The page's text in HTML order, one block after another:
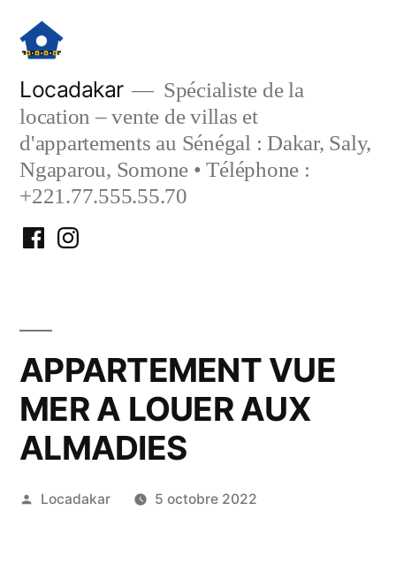
contenu
Locadakar
Spécialiste de la
location – vente de villas et
d'appartements au Sénégal : Dakar, Saly,
Ngaparou, Somone • Téléphone :
+221.77.555.55.70
FacebookInstagram
APPARTEMENT VUE
MER A LOUER AUX
ALMADIES
Publié
Locadakar 5 octobre 2022